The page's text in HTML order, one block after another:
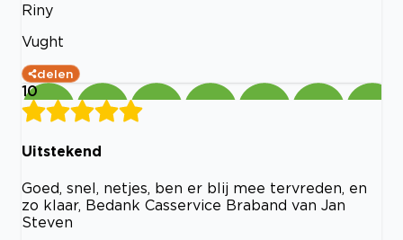
Riny
Vught
delen
10
Uitstekend
Goed, snel, netjes, ben er blij mee tervreden, en
zo klaar, Bedank Casservice Braband van Jan
Steven